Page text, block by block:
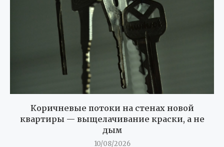
Коричневые потоки на стенах новой
квартиры — выщелачивание краски, а не
дым
10/08/2026